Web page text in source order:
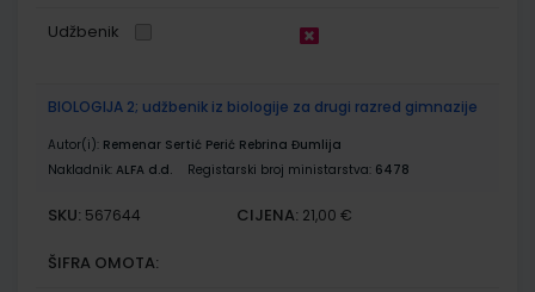
Udžbenik
BIOLOGIJA 2; udžbenik iz biologije za drugi razred gimnazije
Autor(i): Remenar Sertić Perić Rebrina Đumlija
Nakladnik: ALFA d.d. Registarski broj ministarstva: 6478
SKU: 567644 CIJENA: 21,00 €
ŠIFRA OMOTA: